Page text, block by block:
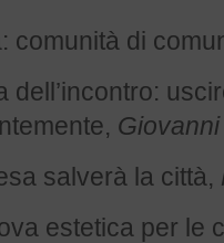
comunità di
dell’incontro:
salverà la città,
estetica per le